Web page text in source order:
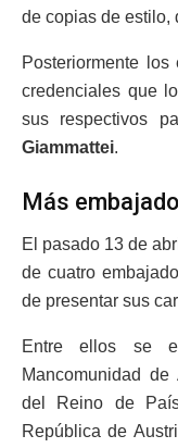
de copias de estilo,
Posteriormente
credenciales que
sus respectivos
Giammattei.
Más
El pasado 13 de
de cuatro
de presentar sus
Entre ellos se
Mancomunidad de
del Reino de
República de